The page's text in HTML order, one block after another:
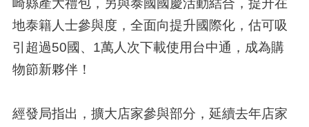
地泰籍人士參與度，全面向提升國際化，估可吸
引超過50國、1萬人次下載使用台中通，成為購
物節新夥伴！
經發局指出，擴大店家參與部分，延續去年店家